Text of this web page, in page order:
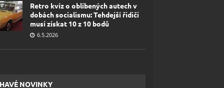
Retro kvíz o oblíbených autech v
dobách socialismu: Tehdejší řidiči
musí získat 10 z 10 bodů
6.5.2026
NOVINKY